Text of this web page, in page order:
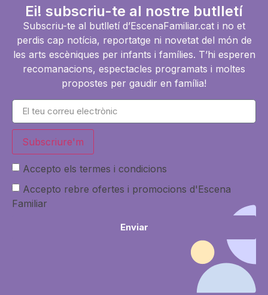
Ei! subscriu-te al nostre butlletí
Subscriu-te al butlletí d’EscenaFamiliar.cat i no et
perdis cap notícia, reportatge ni novetat del món de
les arts escèniques per infants i famílies. T’hi esperen
recomanacions, espectacles programats i moltes
propostes per gaudir en família!
Subscriure'm
Accepto els termes i condicions
Accepto rebre ofertes i promocions d'Escena
Familiar
Enviar